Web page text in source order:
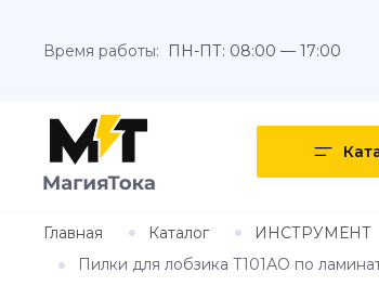
Время работы: ПН-ПТ: 08:00 — 17:00
Главная Каталог ИНСТРУМЕНТ
Пилки для лобзика Т101АО по